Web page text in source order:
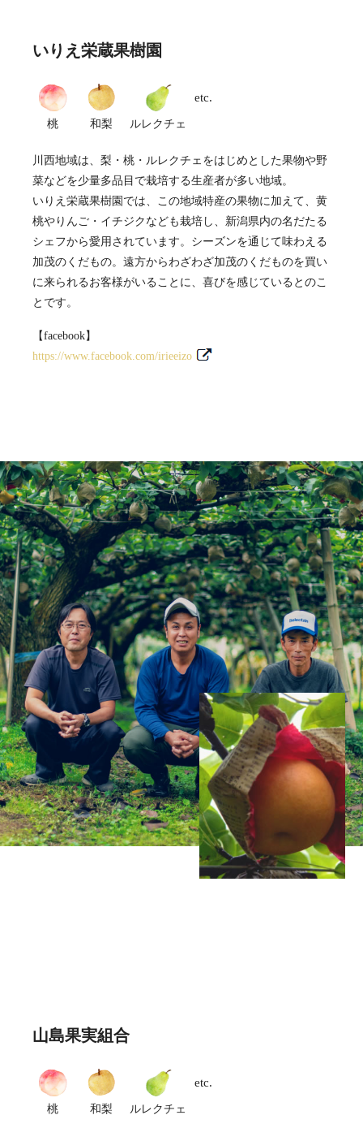
いりえ栄蔵果樹園
桃 和梨 ルレクチェ
etc.
川西地域は、梨・桃・ルレクチェをはじめとした果物や野
菜などを少量多品目で栽培する生産者が多い地域。
いりえ栄蔵果樹園では、この地域特産の果物に加えて、黄
桃やりんご・イチジクなども栽培し、新潟県内の名だたる
シェフから愛用されています。シーズンを通じて味わえる
加茂のくだもの。遠方からわざわざ加茂のくだものを買い
に来られるお客様がいることに、喜びを感じているとのこ
とです。
【facebook】
https://www.facebook.com/irieeizo
山島果実組合
桃 和梨 ルレクチェ
etc.